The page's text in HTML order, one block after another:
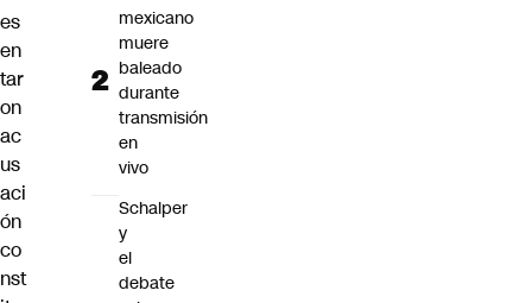
es
en
tar
on
ac
us
aci
ón
co
nst
mexicano
muere
baleado
durante
transmisión
en
vivo
Schalper
y
el
debate